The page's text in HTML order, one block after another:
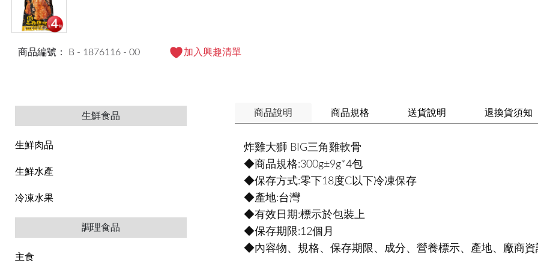
商品編號： B - 1876116 - 00 加入興趣清單
生鮮食品
生鮮肉品
生鮮水產
冷凍水果
調理食品
主食
商品說明 商品規格 送貨說明 退換貨須知
炸雞大獅 BIG三角雞軟骨
◆商品規格:300g±9g*4包
◆保存方式:零下18度C以下冷凍保存
◆產地:台灣
◆有效日期:標示於包裝上
◆保存期限:12個月
◆內容物、規格、保存期限、成分、營養標示、產地、廠商資